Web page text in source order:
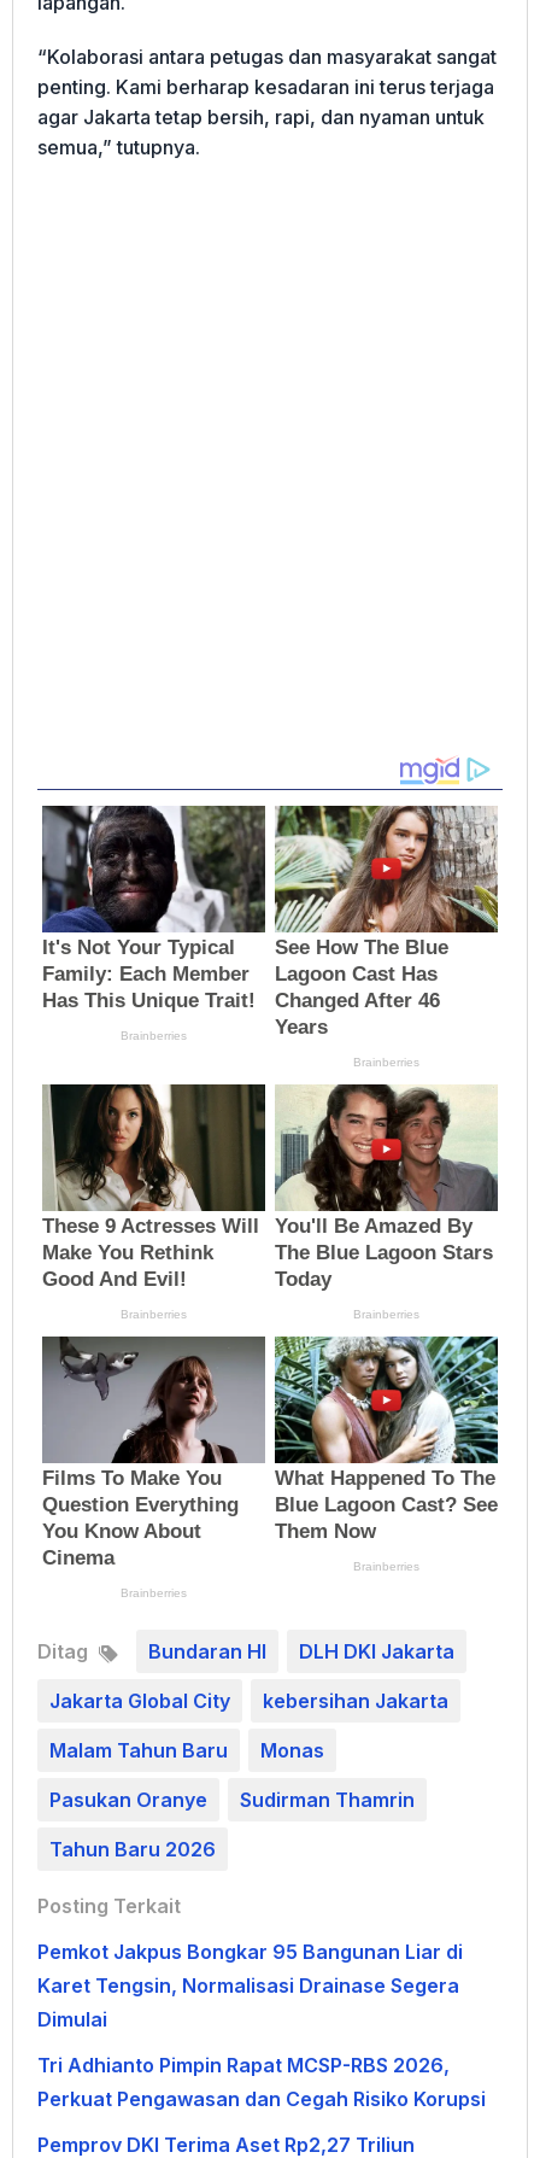
“Kolaborasi antara petugas dan masyarakat sangat
penting. Kami berharap kesadaran ini terus terjaga
agar Jakarta tetap bersih, rapi, dan nyaman untuk
semua,” tutupnya.
Ditag Bundaran HI DLH DKI Jakarta
Jakarta Global City kebersihan Jakarta
Malam Tahun Baru Monas
Pasukan Oranye Sudirman Thamrin
Tahun Baru 2026
Posting Terkait
Pemkot Jakpus Bongkar 95 Bangunan Liar di
Karet Tengsin, Normalisasi Drainase Segera
Dimulai
Tri Adhianto Pimpin Rapat MCSP-RBS 2026,
Perkuat Pengawasan dan Cegah Risiko Korupsi
Pemprov DKI Terima Aset Rp2,27 Triliun